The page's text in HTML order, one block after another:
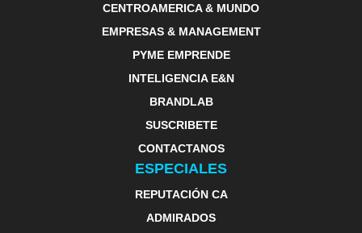
CENTROAMERICA & MUNDO
EMPRESAS & MANAGEMENT
PYME EMPRENDE
INTELIGENCIA E&N
BRANDLAB
SUSCRIBETE
CONTACTANOS
ESPECIALES
REPUTACIÓN CA
ADMIRADOS